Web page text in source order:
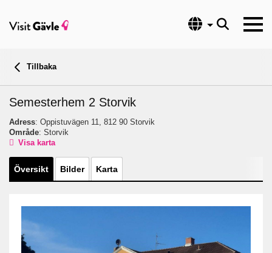
Språk
Tillbaka
Semesterhem 2 Storvik
Adress: Oppistuvägen 11, 812 90 Storvik
Område: Storvik
Visa karta
Översikt Bilder Karta